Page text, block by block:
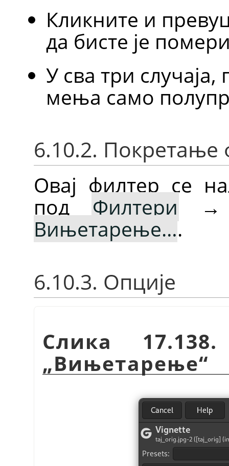
Кликните и
да бисте је
У сва три
мења само
6.10.2. Покретање
Овај филтер се
под Филтери
Вињетарење….
6.10.3. Опције
Слика
„Вињетарење“